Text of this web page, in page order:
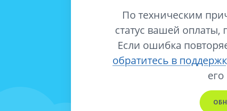
По техническим
статус вашей оплаты,
Если ошибка
обратитесь в
его